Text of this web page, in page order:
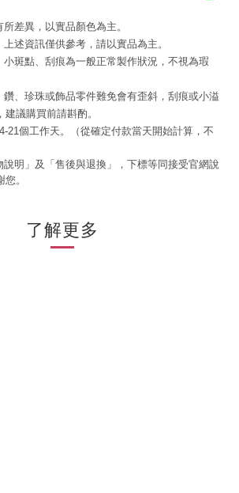
差異，以實品顏色為主。
述資訊僅供參考，請以實品為主。
斑點、刮痕為一般正常製作狀況，不視為瑕
、珍珠或飾品零件難免會有歪斜，刮痕或小溢
議購買前請斟酌。
21個工作天。（從確定付款當天開始計算，不
明」及「售後與退換」，下標等同接受官網說
。
了解更多